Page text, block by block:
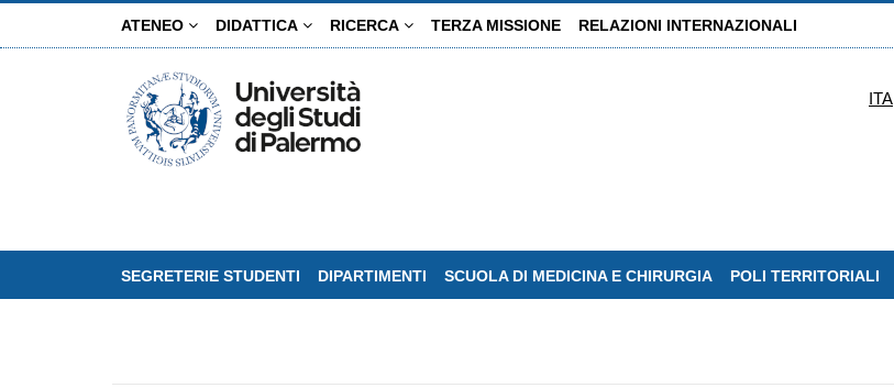
ATENEO DIDATTICA RICERCA TERZA MISSIONE RELAZIONI INTERNAZIONALI
ITA
SEGRETERIE STUDENTI DIPARTIMENTI SCUOLA DI MEDICINA E CHIRURGIA POLI TERRITORIALI